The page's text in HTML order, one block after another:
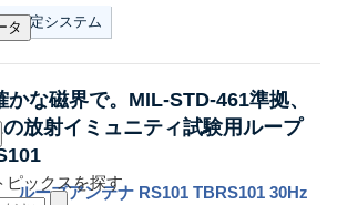
タ
ピックスを探す
測定システム
な磁界で。MIL-STD-461準拠、
放射イミュニティ試験用ループ
ループアンテナ RS101 TBRS101 30Hz